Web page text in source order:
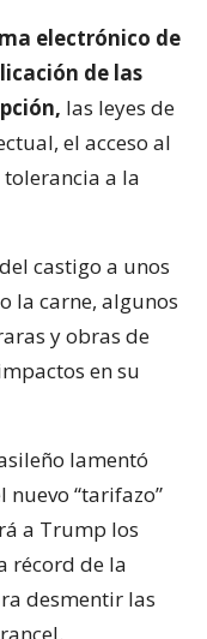
electrónico de
de las
las leyes de
el acceso al
a la
castigo a unos
la carne, algunos
y obras de
en su
lamentó
nuevo “tarifazo”
a Trump los
récord de la
desmentir las